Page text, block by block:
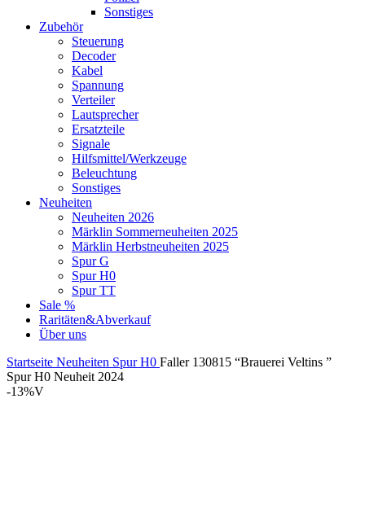
Sonstiges
Zubehör
Steuerung
Decoder
Kabel
Spannung
Verteiler
Lautsprecher
Ersatzteile
Signale
Hilfsmittel/Werkzeuge
Beleuchtung
Sonstiges
Neuheiten
Neuheiten 2026
Märklin Sommerneuheiten 2025
Märklin Herbstneuheiten 2025
Spur G
Spur H0
Spur TT
Sale %
Raritäten&Abverkauf
Über uns
Startseite Neuheiten Spur H0 Faller 130815 “Brauerei Veltins ”
Spur H0 Neuheit 2024
-13%V